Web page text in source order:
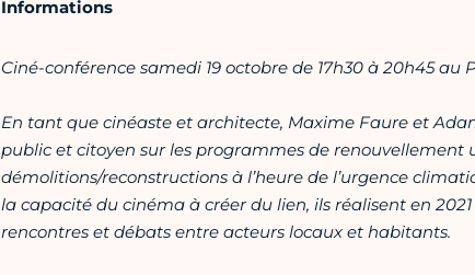
Informations
Ciné-conférence samedi 19 octobre de 17h30 à 20h45 au
En tant que cinéaste et architecte, Maxime Faure et
public et citoyen sur les programmes de
démolitions/reconstructions à l’heure de l’urgence
la capacité du cinéma à créer du lien, ils réalisent en
rencontres et débats entre acteurs locaux et habitants.